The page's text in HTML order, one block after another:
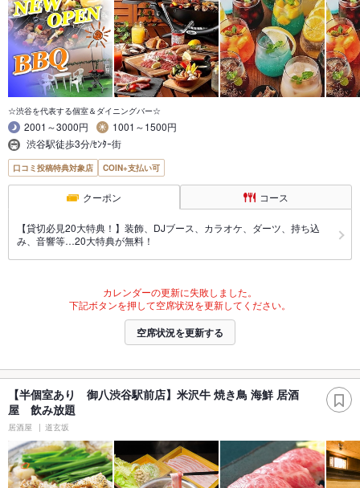
☆渋谷を代表する個室＆ダイニングバー☆
2001～3000円
1001～1500円
渋谷駅徒歩3分/ｾﾝﾀｰ街
口コミ投稿特典対象店 COIN+支払い可
クーポン コース
【貸切必見20大特典！】装飾、DJブース、カラオケ、ダーツ、持ち込
み、音響等…20大特典が無料！
カレンダーの更新に失敗しました。
下記ボタンを押して空席状況を更新してください。
空席状況を更新する
【半個室あり 御八渋谷駅前店】米沢牛 焼き鳥 海鮮 居酒
屋 飲み放題
居酒屋 道玄坂